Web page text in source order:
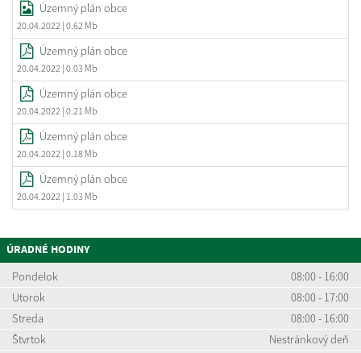
Územný plán obce
20.04.2022 | 0.62 Mb
Územný plán obce
20.04.2022 | 0.03 Mb
Územný plán obce
20.04.2022 | 0.21 Mb
Územný plán obce
20.04.2022 | 0.18 Mb
Územný plán obce
20.04.2022 | 1.03 Mb
ÚRADNÉ HODINY
Pondelok
08:00 - 16:00
Utorok
08:00 - 17:00
Streda
08:00 - 16:00
Štvrtok
Nestránkový deň